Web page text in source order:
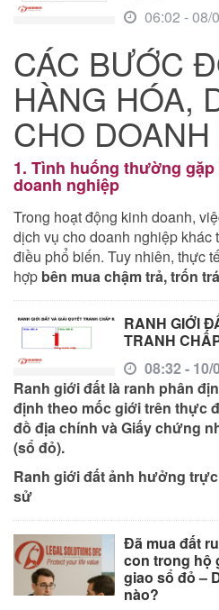
06:02 - 08/
CÁC BƯỚC
HÀNG HÓA,
CHO
1. Tình huống thường
doanh nghiệp
Trong hoạt động kinh doanh,
dịch vụ cho doanh nghiệp khác
điều phổ biến. Tuy nhiên, thực
hợp bên mua chậm trả, trốn
RANH GIỚI
TRANH
08:32 - 10/
Ranh giới đất là ranh phân
định theo mốc giới trên thực
đồ địa chính vàGiấy chứng
(sổ đỏ).
Ranh giới đấtảnh hưởng
sử
Đã mua đất
con trong hộ
giao sổ đỏ –
nào?